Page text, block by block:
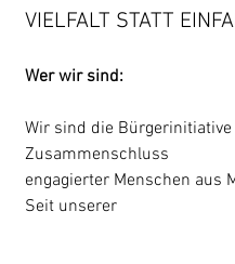
VIELFALT STATT
Wer wir sind:
Wir sind die Bürgerinitiative
Zusammenschluss
engagierter Menschen aus
Seit unserer